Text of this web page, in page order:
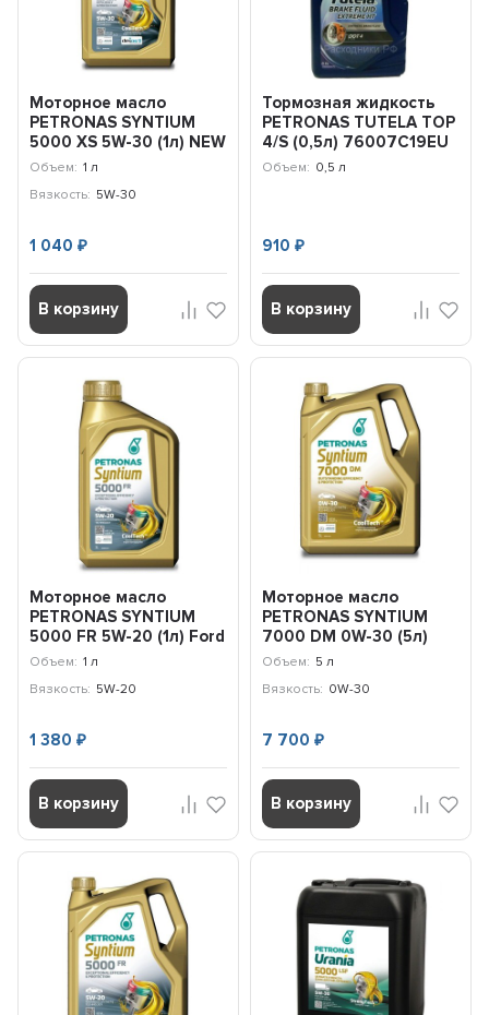
Моторное масло
PETRONAS SYNTIUM
5000 XS 5W-30 (1л) NEW
70956E18EU
Объем: 1 л
Вязкость: 5W-30
1 040₽
В корзину
Тормозная жидкость
PETRONAS TUTELA TOP
4/S (0,5л) 76007C19EU
Объем: 0,5 л
910 ₽
В корзину
Моторное масло
PETRONAS SYNTIUM
5000 FR 5W-20 (1л) Ford
/ 70265E18EU
Объем: 1 л
Вязкость: 5W-20
1 380₽
В корзину
Моторное масло
PETRONAS SYNTIUM
7000 DM 0W-30 (5л)
Mercedes Benz /
Объем: 5 л
Вязкость: 0W-30
7 700 ₽
В корзину